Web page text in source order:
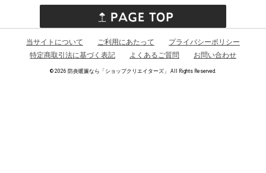
当サイトについて ご利用にあたって
プライバシーポリシー
特定商取引法に基づく表記
よくあるご質問 お問い合わせ
© 2026 防炎暖簾なら「ショップクリエイターズ」 All Rights Reserved.